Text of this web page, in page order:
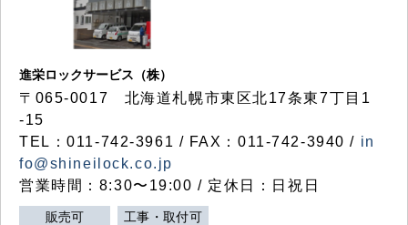
進栄ロックサービス（株）
〒065-0017 北海道札幌市東区北17条東7丁目1
-15
TEL：011-742-3961 / FAX：011-742-3940 / in
fo@shineilock.co.jp
営業時間：8:30〜19:00 / 定休日：日祝日
販売可 工事・取付可